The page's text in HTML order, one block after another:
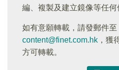
編、複製及建立鏡像等任何
如有意願轉載，請發郵件至
content@finet.com.hk ，獲
方可轉載。